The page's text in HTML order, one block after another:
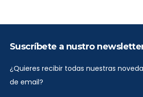
Suscríbete a nustro
¿Quieres recibir todas nuestras
de email?